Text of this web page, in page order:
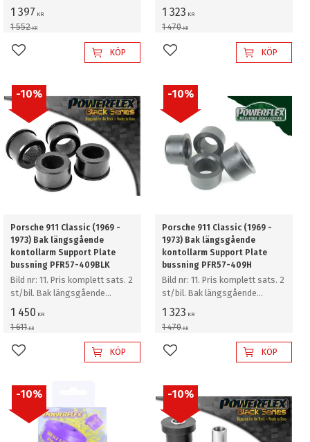
krängningshämmare bussning
16mm
1 397 KR
1 552KR
Lägg till i favoriterKÖP
kontollarm Support Plate
bussning
1 323 KR
1 470KR
Lägg till i favoriterKÖP
Porsche 911 Classic (1969 -
1973) Bak längsgående
kontollarm Support Plate
bussning PFR57-409BLK
Bild nr: 11. Pris komplett sats. 2
st/bil. Bak längsgående
kontollarm Support Plate
bussning
1 450 KR
1 611KR
10%
Lägg till i favoriterKÖP
Porsche 911 Classic (1969 -
1973) Bak längsgående
kontollarm Support Plate
bussning PFR57-409H
Bild nr: 11. Pris komplett sats. 2
st/bil. Bak längsgående
kontollarm Support Plate
bussning
1 323 KR
1 470KR
10%
Lägg till i favoriterKÖP
10% 10%